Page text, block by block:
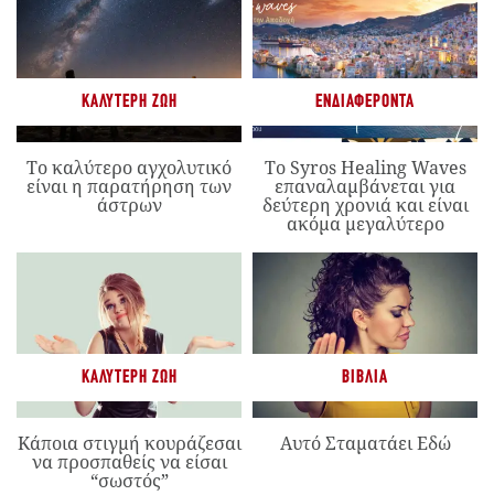
ΚΑΛΎΤΕΡΗ ΖΩΉ
Το καλύτερο αγχολυτικό
είναι η παρατήρηση των
άστρων
ΕΝΔΙΑΦΈΡΟΝΤΑ
Το Syros Healing Waves
επαναλαμβάνεται για
δεύτερη χρονιά και είναι
ακόμα μεγαλύτερο
ΚΑΛΎΤΕΡΗ ΖΩΉ
Κάποια στιγμή κουράζεσαι
να προσπαθείς να είσαι
“σωστός”
ΒΙΒΛΊΑ
Αυτό Σταματάει Εδώ